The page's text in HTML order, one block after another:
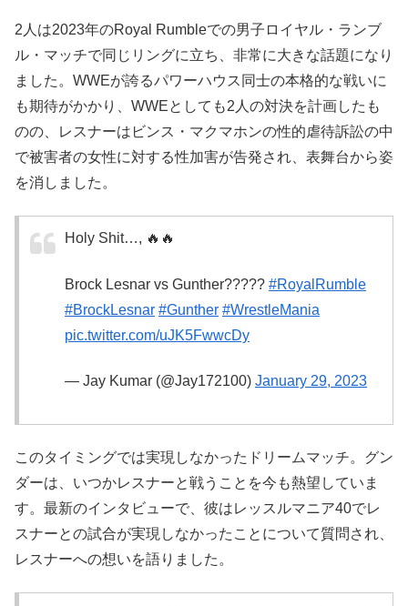
2人は2023年のRoyal Rumbleでの男子ロイヤル・ランブ
ル・マッチで同じリングに立ち、非常に大きな話題になり
ました。WWEが誇るパワーハウス同士の本格的な戦いに
も期待がかかり、WWEとしても2人の対決を計画したも
のの、レスナーはビンス・マクマホンの性的虐待訴訟の中
で被害者の女性に対する性加害が告発され、表舞台から姿
を消しました。
Holy Shit…, 🔥🔥
Brock Lesnar vs Gunther????? #RoyalRumble
#BrockLesnar #Gunther #WrestleMania
pic.twitter.com/uJK5FwwcDy
— Jay Kumar (@Jay172100) January 29, 2023
このタイミングでは実現しなかったドリームマッチ。グン
ダーは、いつかレスナーと戦うことを今も熱望していま
す。最新のインタビューで、彼はレッスルマニア40でレ
スナーとの試合が実現しなかったことについて質問され、
レスナーへの想いを語りました。